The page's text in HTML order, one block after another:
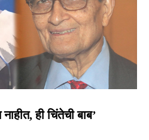
ही चिंतेची बाब’